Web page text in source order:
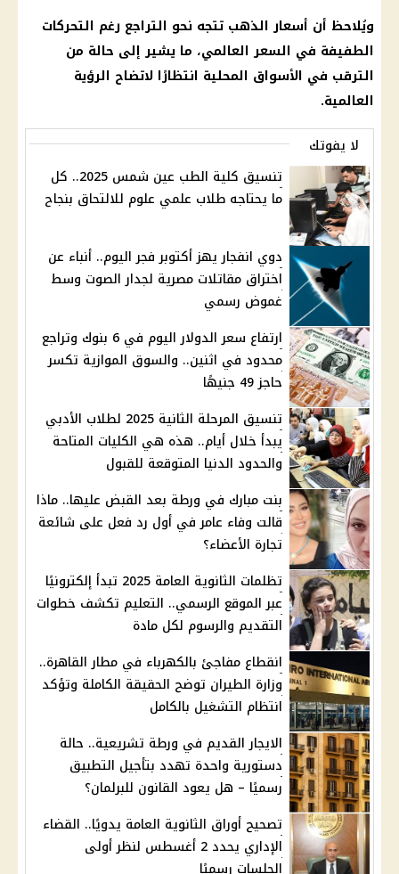
ويُلاحظ أن أسعار الذهب تتجه نحو التراجع رغم التحركات
الطفيفة في السعر العالمي، ما يشير إلى حالة من
الترقب في الأسواق المحلية انتظارًا لاتضاح الرؤية
العالمية.
لا يفوتك
تنسيق كلية الطب عين شمس 2025.. كل
ما يحتاجه طلاب علمي علوم للالتحاق بنجاح
دوي انفجار يهز أكتوبر فجر اليوم.. أنباء عن
اختراق مقاتلات مصرية لجدار الصوت وسط
غموض رسمي
ارتفاع سعر الدولار اليوم في 6 بنوك وتراجع
محدود في اثنين.. والسوق الموازية تكسر
حاجز 49 جنيهًا
تنسيق المرحلة الثانية 2025 لطلاب الأدبي
يبدأ خلال أيام.. هذه هي الكليات المتاحة
والحدود الدنيا المتوقعة للقبول
بنت مبارك في ورطة بعد القبض عليها.. ماذا
قالت وفاء عامر في أول رد فعل على شائعة
تجارة الأعضاء؟
تظلمات الثانوية العامة 2025 تبدأ إلكترونيًا
عبر الموقع الرسمي.. التعليم تكشف خطوات
التقديم والرسوم لكل مادة
انقطاع مفاجئ بالكهرباء في مطار القاهرة..
وزارة الطيران توضح الحقيقة الكاملة وتؤكد
انتظام التشغيل بالكامل
الايجار القديم في ورطة تشريعية.. حالة
دستورية واحدة تهدد بتأجيل التطبيق
رسميًا – هل يعود القانون للبرلمان؟
تصحيح أوراق الثانوية العامة يدويًا.. القضاء
الإداري يحدد 2 أغسطس لنظر أولى
الجلسات رسميًا